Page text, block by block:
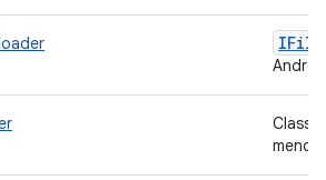
IFile
Class